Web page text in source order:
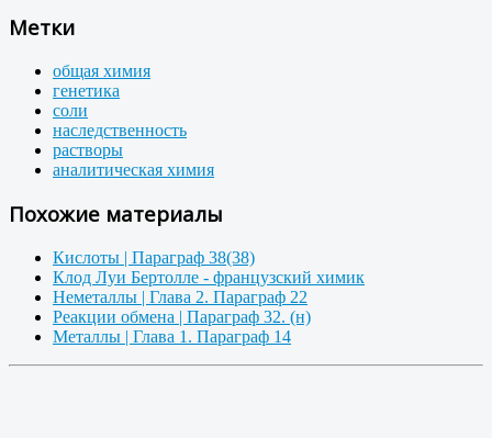
Метки
общая химия
генетика
соли
наследственность
растворы
аналитическая химия
Похожие материалы
Кислоты | Параграф 38(38)
Клод Луи Бертолле - французский химик
Неметаллы | Глава 2. Параграф 22
Реакции обмена | Параграф 32. (н)
Металлы | Глава 1. Параграф 14